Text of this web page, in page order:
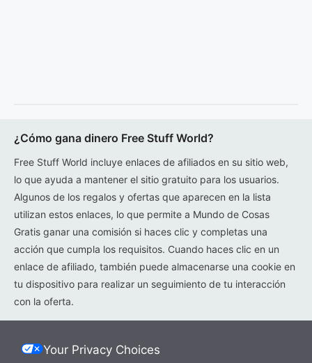
¿Cómo gana dinero Free Stuff World?
Free Stuff World incluye enlaces de afiliados en su sitio web,
lo que ayuda a mantener el sitio gratuito para los usuarios.
Algunos de los regalos y ofertas que aparecen en la lista
utilizan estos enlaces, lo que permite a Mundo de Cosas
Gratis ganar una comisión si haces clic y completas una
acción que cumpla los requisitos. Cuando haces clic en un
enlace de afiliado, también puede almacenarse una cookie en
tu dispositivo para realizar un seguimiento de tu interacción
con la oferta.
Your Privacy Choices